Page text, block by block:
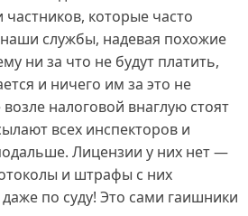
частников, которые часто
службы, надевая похожие
ни за что не будут платить,
и ничего им за это не
налоговой внаглую стоят
всех инспекторов и
Лицензии у них нет —
и штрафы с них
по суду! Это сами гаишники